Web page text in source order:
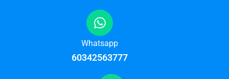
Whatsapp
60342563777